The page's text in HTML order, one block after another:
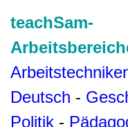
teachSam-
Deutsch -
Politik -